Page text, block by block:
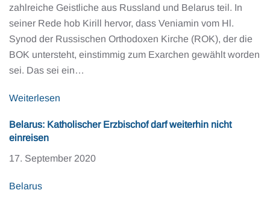
zahlreiche Geistliche aus Russland und Belarus teil. In
seiner Rede hob Kirill hervor, dass Veniamin vom Hl.
Synod der Russischen Orthodoxen Kirche (ROK), der die
BOK untersteht, einstimmig zum Exarchen gewählt worden
sei. Das sei ein…
Weiterlesen
Belarus: Katholischer Erzbischof darf weiterhin nicht
einreisen
17. September 2020
Belarus